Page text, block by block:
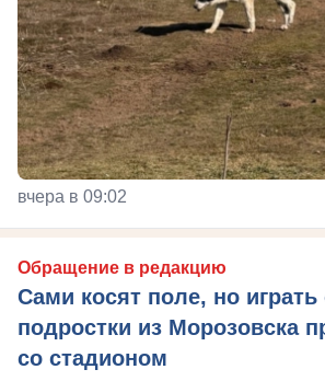
вчера в 09:02
Обращение в редакцию
Сами косят поле, но играть
подростки из Морозовска
со стадионом